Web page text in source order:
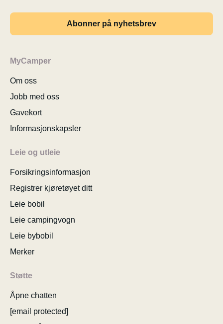
Abonner på nyhetsbrev
MyCamper
Om oss
Jobb med oss
Gavekort
Informasjonskapsler
Leie og utleie
Forsikringsinformasjon
Registrer kjøretøyet ditt
Leie bobil
Leie campingvogn
Leie bybobil
Merker
Støtte
Åpne chatten
[email protected]